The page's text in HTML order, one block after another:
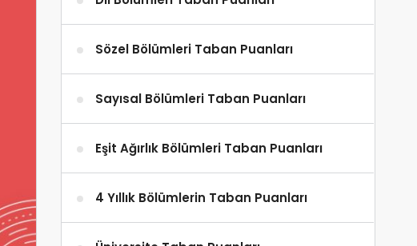
Sözel Bölümleri Taban Puanları
Sayısal Bölümleri Taban Puanları
Eşit Ağırlık Bölümleri Taban Puanları
4 Yıllık Bölümlerin Taban Puanları